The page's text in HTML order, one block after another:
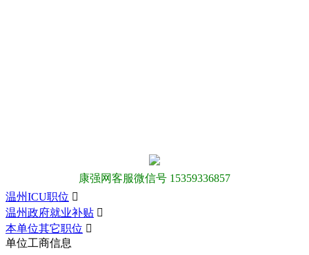
康强网客服微信号 15359336857
温州ICU职位 
温州政府就业补贴 
本单位其它职位 
单位工商信息